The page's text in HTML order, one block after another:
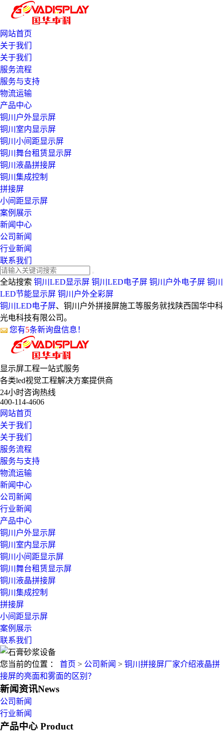
网站首页
关于我们
关于我们
服务流程
服务与支持
物流运输
产品中心
铜川户外显示屏
铜川室内显示屏
铜川小间距显示屏
铜川舞台租赁显示屏
铜川液晶拼接屏
铜川集成控制
拼接屏
小间距显示屏
案例展示
新闻中心
公司新闻
行业新闻
联系我们
全站搜索 铜川LED显示屏 铜川LED电子屏 铜川户外电子屏 铜川
LED节能显示屏 铜川户外全彩屏
铜川LED电子屏、铜川户外拼接屏施工等服务就找陕西国华中科
光电科技有限公司。
您有5条新询盘信息！
显示屏工程一站式服务
各类led视觉工程解决方案提供商
24小时咨询热线
400-114-4606
网站首页
关于我们
关于我们
服务流程
服务与支持
物流运输
新闻中心
公司新闻
行业新闻
产品中心
铜川户外显示屏
铜川室内显示屏
铜川小间距显示屏
铜川舞台租赁显示屏
铜川液晶拼接屏
铜川集成控制
拼接屏
小间距显示屏
案例展示
联系我们
您当前的位置 ： 首页 > 公司新闻 > 铜川拼接屏厂家介绍液晶拼
接屏的亮面和雾面的区别？
新闻资讯News
公司新闻
行业新闻
产品中心 Product